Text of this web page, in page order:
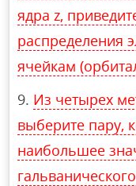
ядра z,
распределения
ячейкам
Из четырех
выберите пару,
наибольшее